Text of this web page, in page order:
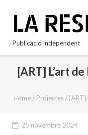
content
Publicació independent
[ART] L’art
Home / Projectes / [ART]
25 novembre 2024